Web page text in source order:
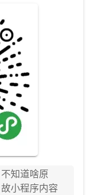
知道啥原
小程序内容